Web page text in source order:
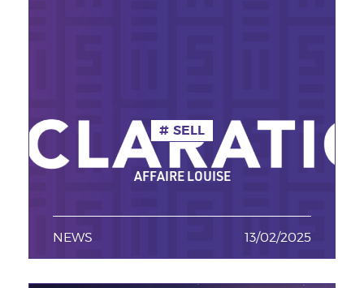
SELL
AFFAIRE LOUISE
TAGS MINEURES
NEWS Date
13/02/2025